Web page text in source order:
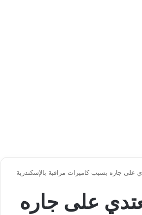
على جاره بسبب كاميرات مراقبة بالإسكندرية
على جاره